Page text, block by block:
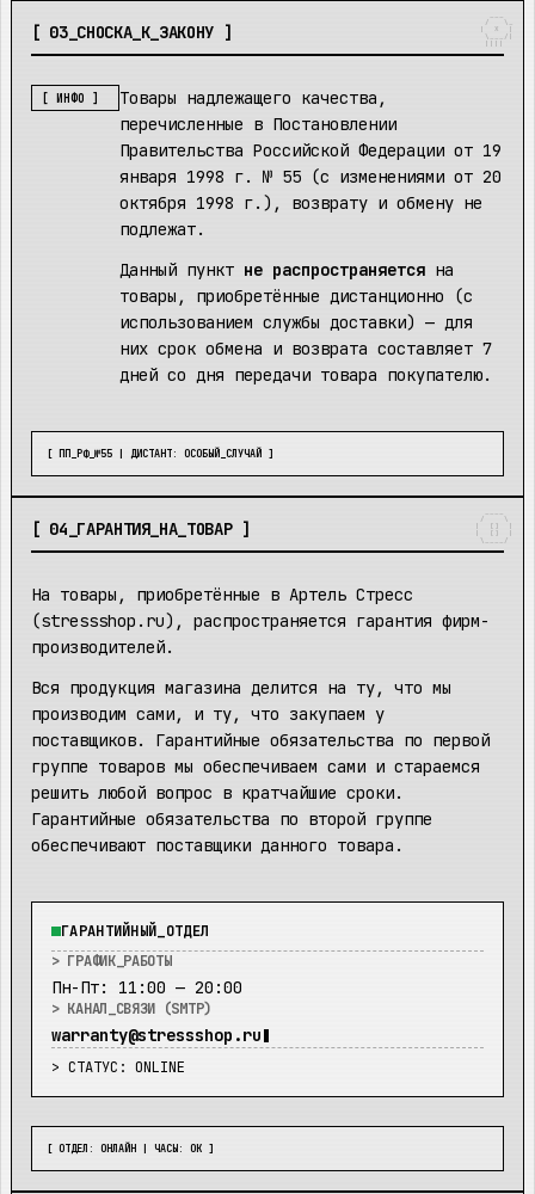
/   \_
|  X  |
\___/|
||||
[ 03_ СНОСКА_К_ЗАКОНУ ]
[ ИНФО ]
Товары надлежащего качества,
перечисленные в Постановлении
Правительства Российской Федерации от 19
января 1998 г. № 55 (с изменениями от 20
октября 1998 г.), возврату и обмену не
подлежат.
Данный пункт не распространяется на
товары, приобретённые дистанционно (с
использованием службы доставки) — для
них срок обмена и возврата составляет 7
дней со дня передачи товара покупателю.
[ ПП_РФ_№55 | ДИСТАНТ: ОСОБЫЙ_СЛУЧАЙ ]
/    \
|  []  |
|  []  |
\____/
[ 04_ГАРАНТИЯ_НА_ТОВАР ]
На товары, приобретённые в Артель Стресс
(stressshop.ru), распространяется гарантия фирм-
производителей.
Вся продукция магазина делится на ту, что мы
производим сами, и ту, что закупаем у
поставщиков. Гарантийные обязательства по первой
группе товаров мы обеспечиваем сами и стараемся
решить любой вопрос в кратчайшие сроки.
Гарантийные обязательства по второй группе
обеспечивают поставщики данного товара.
ГАРАНТИЙНЫЙ_ОТДЕЛ
> ГРАФИК_РАБОТЫ
Пн-Пт: 11:00 — 20:00
> КАНАЛ_СВЯЗИ (SMTP)
warranty@stressshop.ru
> СТАТУС: ONLINE
[ ОТДЕЛ: ОНЛАЙН | ЧАСЫ: ОК ]